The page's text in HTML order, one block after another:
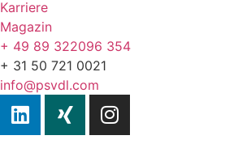
Karriere
Magazin
+ 49 89 322096 354
+ 31 50 721 0021
info@psvdl.com